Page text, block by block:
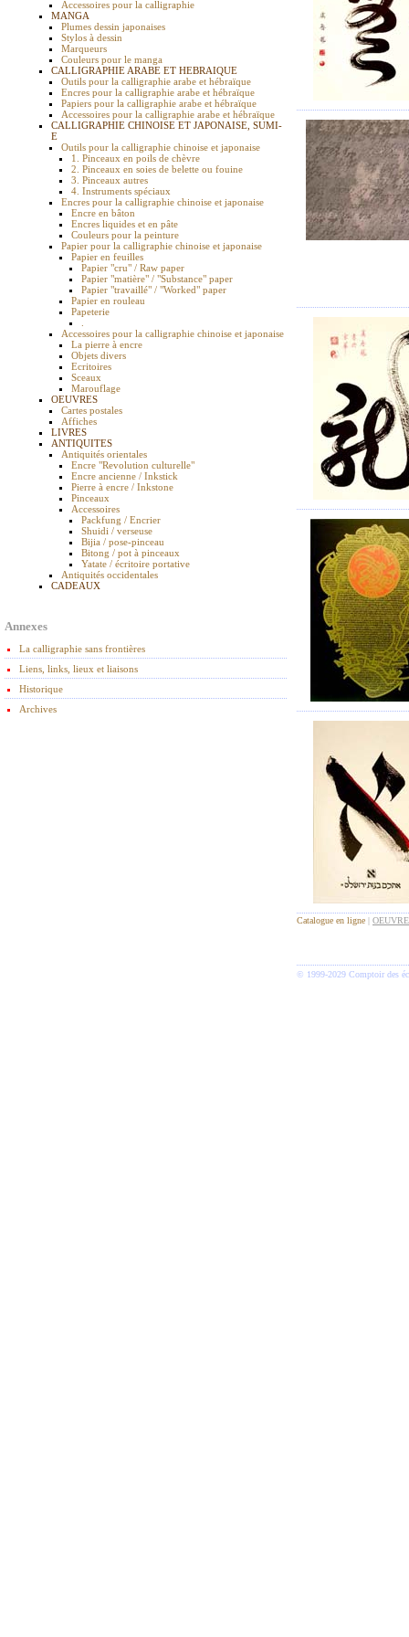
Accessoires pour la calligraphie
MANGA
Plumes dessin japonaises
Stylos à dessin
Marqueurs
Couleurs pour le manga
CALLIGRAPHIE ARABE ET HEBRAIQUE
Outils pour la calligraphie arabe et hébraïque
Encres pour la calligraphie arabe et hébraïque
Papiers pour la calligraphie arabe et hébraïque
Accessoires pour la calligraphie arabe et hébraïque
CALLIGRAPHIE CHINOISE ET JAPONAISE, SUMI-
E
Outils pour la calligraphie chinoise et japonaise
1. Pinceaux en poils de chèvre
2. Pinceaux en soies de belette ou fouine
3. Pinceaux autres
4. Instruments spéciaux
Encres pour la calligraphie chinoise et japonaise
Encre en bâton
Encres liquides et en pâte
Couleurs pour la peinture
Papier pour la calligraphie chinoise et japonaise
Papier en feuilles
Papier "cru" / Raw paper
Papier "matière" / "Substance" paper
Papier "travaillé" / "Worked" paper
Papier en rouleau
Papeterie
Accessoires pour la calligraphie chinoise et japonaise
La pierre à encre
Objets divers
Ecritoires
Sceaux
Marouflage
OEUVRES
Cartes postales
Affiches
LIVRES
ANTIQUITES
Antiquités orientales
Encre "Revolution culturelle"
Encre ancienne / Inkstick
Pierre à encre / Inkstone
Pinceaux
Accessoires
Packfung / Encrier
Shuidi / verseuse
Bijia / pose-pinceau
Bitong / pot à pinceaux
Yatate / écritoire portative
Antiquités occidentales
CADEAUX
Annexes
La calligraphie sans frontières
Liens, links, lieux et liaisons
Historique
Archives
Catalogue en ligne |
© 1999-2029 Comptoir des